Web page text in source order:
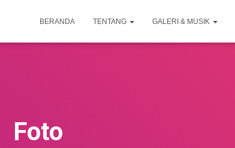
BERANDA TENTANG GALERI & MUSIK
Foto